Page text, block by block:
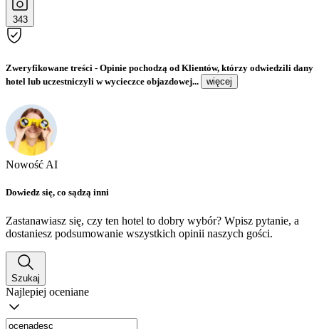
343
Zweryfikowane treści - Opinie pochodzą od Klientów, którzy odwiedzili dany
hotel lub uczestniczyli w wycieczce objazdowej...
więcej
Nowość AI
Dowiedz się, co sądzą inni
Zastanawiasz się, czy ten hotel to dobry wybór? Wpisz pytanie, a
dostaniesz podsumowanie wszystkich opinii naszych gości.
Szukaj
Najlepiej oceniane